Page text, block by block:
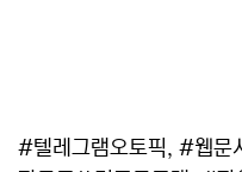
#텔레그램오토픽, #웹문